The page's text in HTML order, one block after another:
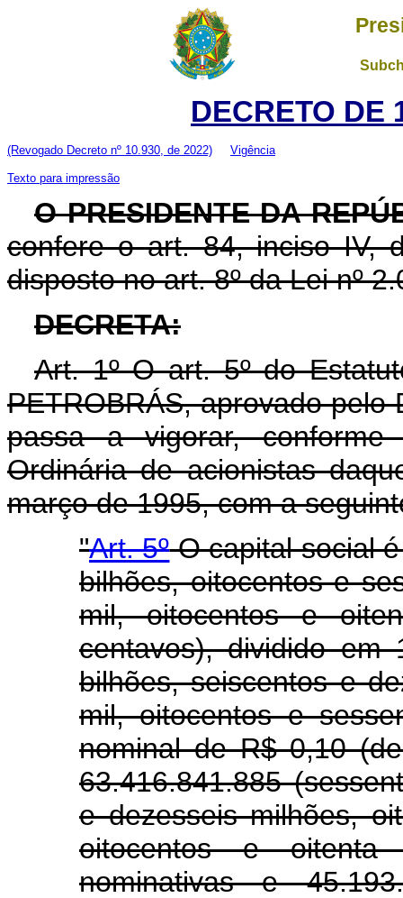
DECRETO DE
(Revogado Decreto nº 10.930, de 2022) Vigência
Texto para impressão
O PRESIDENTE DA
confere o art. 84, inciso IV,
disposto no art. 8º da Lei nº
DECRETA:
Art. 1º O art. 5º do
PETROBRÁS, aprovado
passa a vigorar, conforme
Ordinária de acionistas
março de 1995, com a
"Art. 5ºO capital social
bilhões, oitocentos e
mil, oitocentos e
centavos), dividido em
bilhões, seiscentos e
mil, oitocentos e
nominal de R$ 0,10
63.416.841.885
e dezesseis milhões,
oitocentos e
nominativas e